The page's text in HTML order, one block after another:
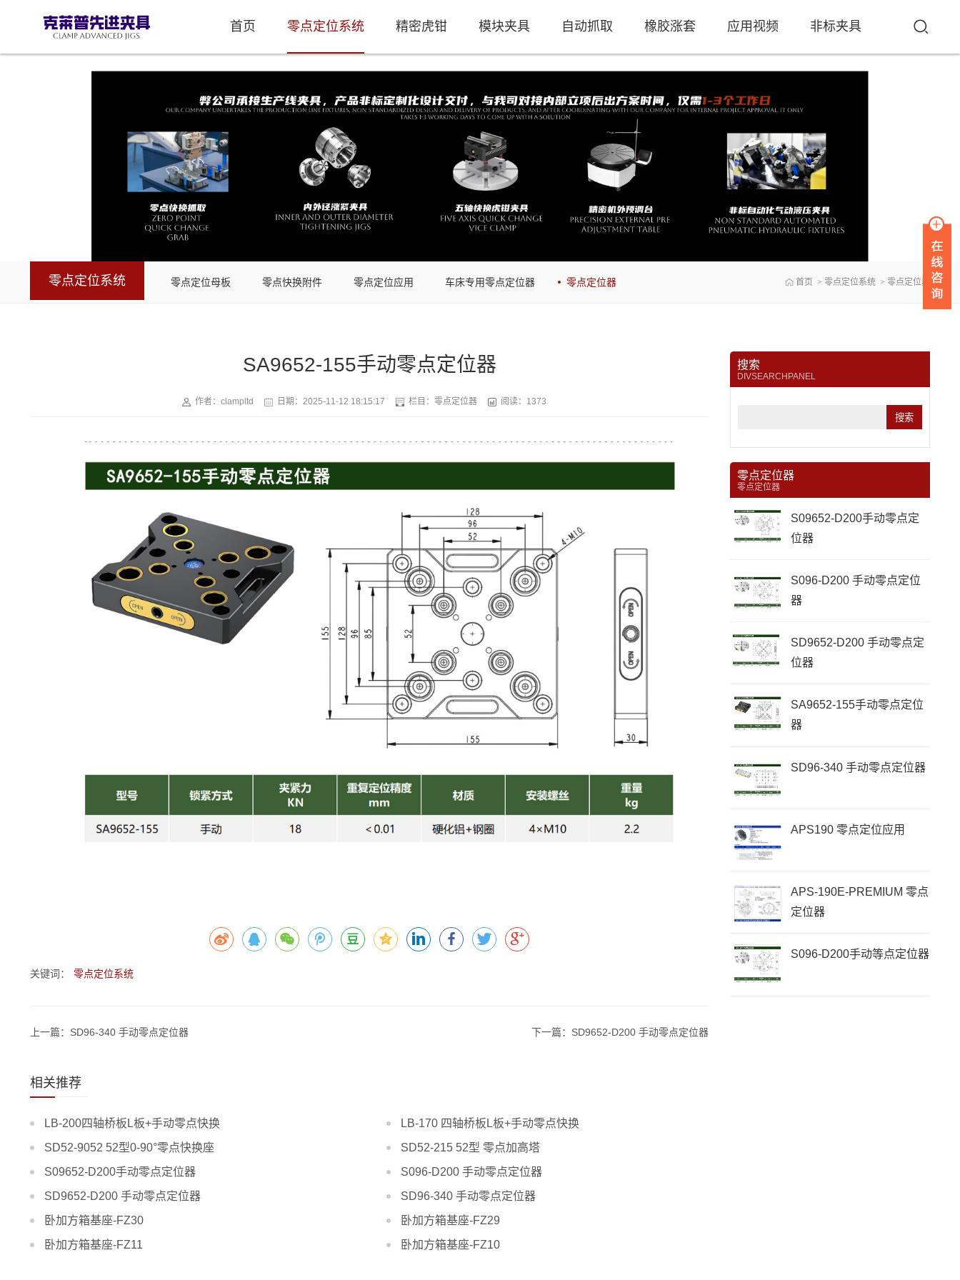
首页 零点定位系统 精密虎钳 模块夹具 自动抓取 橡胶涨套 应用视频 非标夹具
首页 > 零点定位系统 > 零点定位器
零点定位系统 零点定位母板 零点快换附件 零点定位应用 车床专用零点定位器 零点定位器
搜索
DIVSEARCHPANEL
零点定位器
零点定位器
S09652-D200手动零点定
位器
S096-D200 手动零点定位
器
SD9652-D200 手动零点定
位器
SA9652-155手动零点定位
器
SD96-340 手动零点定位器
APS190 零点定位应用
APS-190E-PREMIUM 零点
定位器
S096-D200手动等点定位器
SA9652-155手动零点定位器
作者：clampltd 日期： 2025-11-12 18:15:17 栏目： 零点定位器 阅读：1373
关键词： 零点定位系统
上一篇：SD96-340 手动零点定位器 下一篇：SD9652-D200 手动零点定位器
相关推荐
LB-200四轴桥板L板+手动零点快换
LB-170 四轴桥板L板+手动零点快换
SD52-9052 52型0-90°零点快换座
SD52-215 52型 零点加高塔
S09652-D200手动零点定位器
S096-D200 手动零点定位器
SD9652-D200 手动零点定位器
SD96-340 手动零点定位器
卧加方箱基座-FZ30
卧加方箱基座-FZ29
卧加方箱基座-FZ11
卧加方箱基座-FZ10